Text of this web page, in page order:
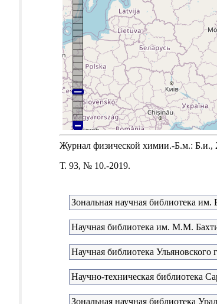
Журнал физической химии.-Б.м.: Б.и.,
Т. 93, № 10.-2019.
Зональная научная библиотека им.
Научная библиотека им. М.М.
Научная библиотека Ульяновского
Научно-техническая библиотека
Зональная научная библиотека